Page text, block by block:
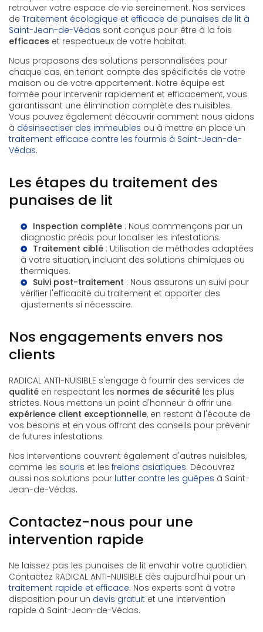
retrouver votre espace de vie sereinement. Nos services
de Traitement écologique et efficace de punaises de lit à
Saint-Jean-de-Védas sont conçus pour être à la fois
efficaces et respectueux de votre habitat.
Nous proposons des solutions personnalisées pour
chaque cas, en tenant compte des spécificités de votre
maison ou de votre appartement. Notre équipe est
formée pour intervenir rapidement et efficacement, vous
garantissant une élimination complète des nuisibles.
Vous pouvez également découvrir comment nous aidons
à désinsectiser des immeubles ou à mettre en place un
traitement efficace contre les fourmis à Saint-Jean-de-
Védas.
Les étapes du traitement des
punaises de lit
Inspection complète : Nous commençons par un
diagnostic précis pour localiser les infestations.
Traitement ciblé : Utilisation de méthodes adaptées
à votre situation, incluant des solutions chimiques ou
thermiques.
Suivi post-traitement : Nous assurons un suivi pour
vérifier l'efficacité du traitement et apporter des
ajustements si nécessaire.
Nos engagements envers nos
clients
RADICAL ANTI-NUISIBLE s'engage à fournir des services de
qualité en respectant les normes de sécurité les plus
strictes. Nous mettons un point d'honneur à offrir une
expérience client exceptionnelle, en restant à l'écoute de
vos besoins et en vous offrant des conseils pour prévenir
de futures infestations.
Nos interventions couvrent également d'autres nuisibles,
comme les souris et les frelons asiatiques. Découvrez
aussi nos solutions pour lutter contre les guêpes à Saint-
Jean-de-Védas.
Contactez-nous pour une
intervention rapide
Ne laissez pas les punaises de lit envahir votre quotidien.
Contactez RADICAL ANTI-NUISIBLE dès aujourd'hui pour un
traitement rapide et efficace. Nos experts sont à votre
disposition pour un devis gratuit et une intervention
rapide à Saint-Jean-de-Védas.